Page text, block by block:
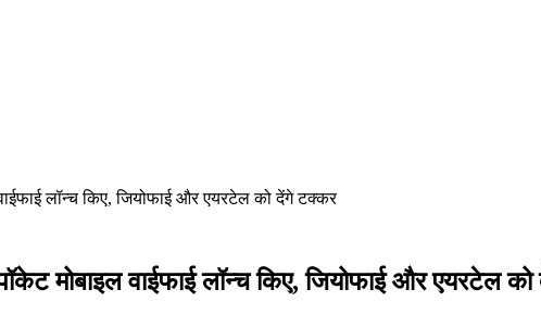
लॉन्च किए, जियोफाई और एयरटेल को देंगे टक्कर
मोबाइल वाईफाई लॉन्च किए, जियोफाई और एयरटेल